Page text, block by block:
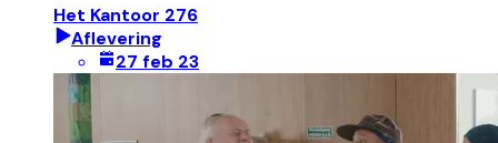
Het Kantoor 276
Aflevering
27 feb 23